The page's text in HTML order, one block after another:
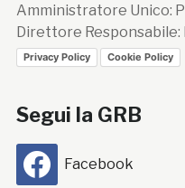
Amministratore Unico:
Direttore
Privacy Policy Cookie Policy
Segui la GRB
Facebook